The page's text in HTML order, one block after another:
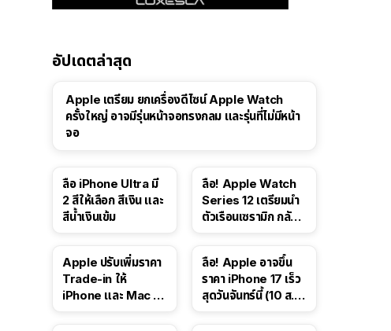
อัปเดตล่าสุด
Apple เตรียม ยกเครื่องดีไซน์ Apple Watch
ครั้งใหญ่ อาจมีรุ่นหน้าจอทรงกลม และรุ่นที่ไม่มีหน้า
จอ
ลือ iPhone Ultra มี
2 สีให้เลือก สีเงิน และ
สีน้ำเงินเข้ม
ลือ! Apple Watch
Series 12 เตรียมนำ
ตัวเรือนเซรามิก กลับ
Apple ปรับเพิ่มราคา
Trade-in ให้
iPhone และ Mac ใน
ลือ! Apple อาจขึ้น
ราคา iPhone 17 เร็ว
สุดวันจันทร์นี้ (10 ส.ค.